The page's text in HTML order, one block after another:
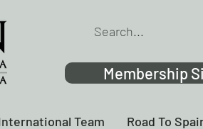
Membership
Team Road To